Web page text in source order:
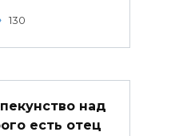
130
над
есть отец